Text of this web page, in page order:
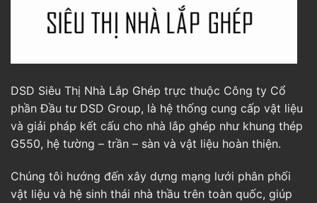
DSD Siêu Thị Nhà Lắp Ghép trực thuộc Công ty Cổ
phần Đầu tư DSD Group, là hệ thống cung cấp vật liệu
và giải pháp kết cấu cho nhà lắp ghép như khung thép
G550, hệ tường – trần – sàn và vật liệu hoàn thiện.
Chúng tôi hướng đến xây dựng mạng lưới phân phối
vật liệu và hệ sinh thái nhà thầu trên toàn quốc, giúp